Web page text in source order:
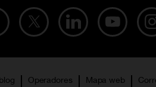
Operadores Mapa web